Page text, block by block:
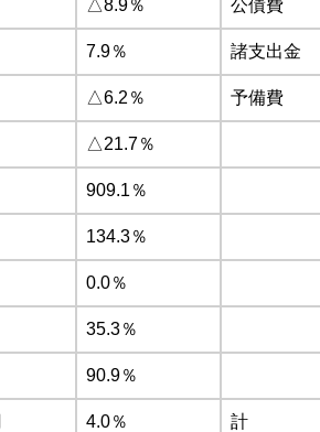
△8.9％ 公債費
7.9％ 諸支出金
△6.2％ 予備費
△21.7％
909.1％
134.3％
0.0％
35.3％
90.9％
4.0％ 計